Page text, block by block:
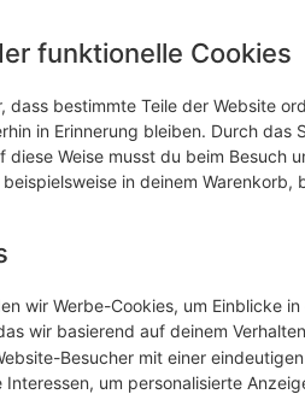
funktionelle Cookies
dass bestimmte Teile der Website
in Erinnerung bleiben. Durch
diese Weise musst du beim Besuch
in deinem
wir Werbe-Cookies, um Einblicke
wir basierend auf deinem
Besucher mit einer
um personalisierte